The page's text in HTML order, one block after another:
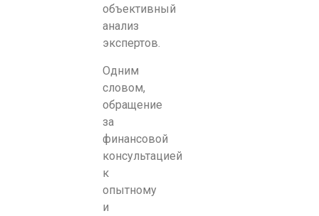
объективный
анализ
экспертов.
Одним
словом,
обращение
за
финансовой
консультацией
к
опытному
и